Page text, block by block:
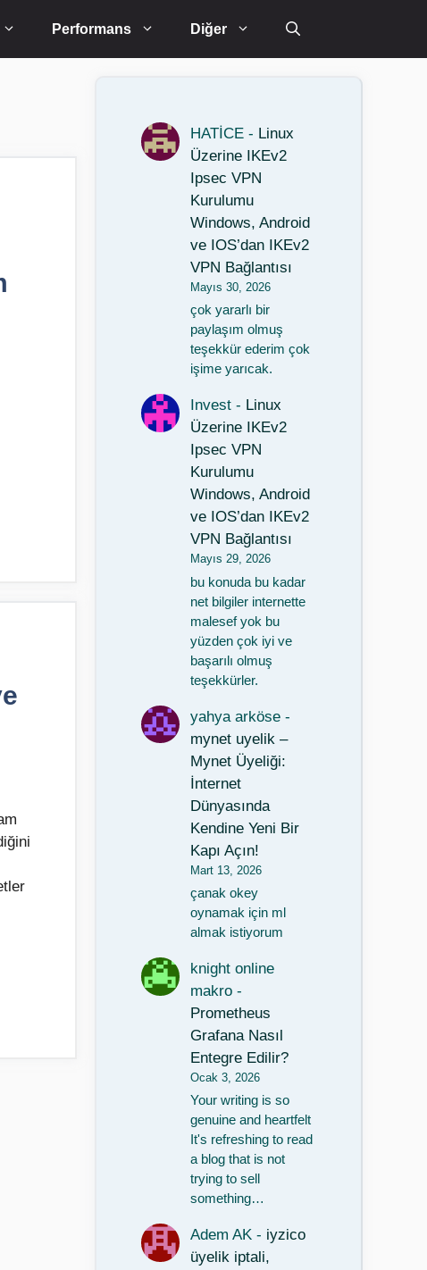
Performans Diğer
HATİCE - Linux
Üzerine IKEv2
Ipsec VPN
Kurulumu
Windows, Android
ve IOS’dan IKEv2
VPN Bağlantısı
Mayıs 30, 2026
çok yararlı bir
paylaşım olmuş
teşekkür ederim çok
işime yarıcak.
Invest - Linux
Üzerine IKEv2
Ipsec VPN
Kurulumu
Windows, Android
ve IOS’dan IKEv2
VPN Bağlantısı
Mayıs 29, 2026
bu konuda bu kadar
net bilgiler internette
malesef yok bu
yüzden çok iyi ve
başarılı olmuş
teşekkürler.
yahya arköse -
mynet uyelik –
Mynet Üyeliği:
İnternet
Dünyasında
Kendine Yeni Bir
Kapı Açın!
Mart 13, 2026
çanak okey
oynamak için ml
almak istiyorum
knight online
makro -
Prometheus
Grafana Nasıl
Entegre Edilir?
Ocak 3, 2026
Your writing is so
genuine and heartfelt
It's refreshing to read
a blog that is not
trying to sell
something…
Adem AK - iyzico
üyelik iptali,